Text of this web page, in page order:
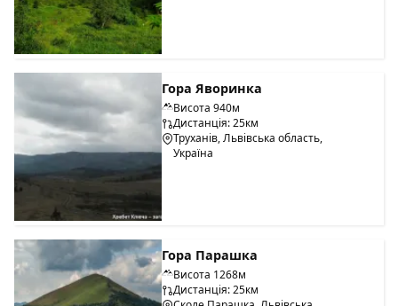
Гора Яворинка
Висота 940м
Дистанція: 25км
Труханів, Львівська область,
Україна
Гора Парашка
Висота 1268м
Дистанція: 25км